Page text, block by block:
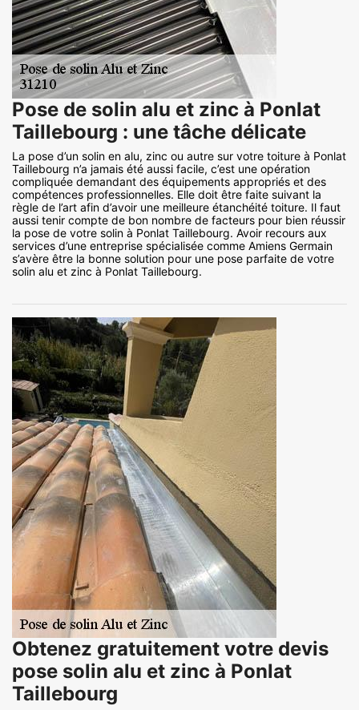
Pose de solin alu et zinc à Ponlat
Taillebourg : une tâche délicate
La pose d’un solin en alu, zinc ou autre sur votre toiture à Ponlat
Taillebourg n’a jamais été aussi facile, c’est une opération
compliquée demandant des équipements appropriés et des
compétences professionnelles. Elle doit être faite suivant la
règle de l’art afin d’avoir une meilleure étanchéité toiture. Il faut
aussi tenir compte de bon nombre de facteurs pour bien réussir
la pose de votre solin à Ponlat Taillebourg. Avoir recours aux
services d’une entreprise spécialisée comme Amiens Germain
s’avère être la bonne solution pour une pose parfaite de votre
solin alu et zinc à Ponlat Taillebourg.
Obtenez gratuitement votre devis
pose solin alu et zinc à Ponlat
Taillebourg